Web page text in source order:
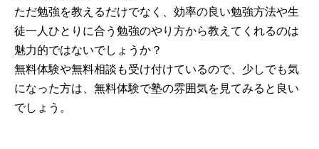
ただ勉強を教えるだけでなく、効率の良い勉強方法や生
徒一人ひとりに合う勉強のやり方から教えてくれるのは
魅力的ではないでしょうか？
無料体験や無料相談も受け付けているので、少しでも気
になった方は、無料体験で塾の雰囲気を見てみると良い
でしょう。